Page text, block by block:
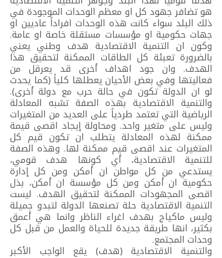
هو تضافر جهود كل او معظم الوحدات الموجودة في
ذلك البلد سواء كانت هذه الوحدات افراداً عاديين او
جهات حكومية او مؤسسات مستقلة خاصة او عامة.
وكون ان التنمية الاقتصادية هدف وطني يعني
بالضرورة تعبئة كل الطاقات الممكنة لتحقيق هذا
الهدف. وان جود اهداف أخرى قد يعرقل من
فعاليتها وفي بعض الأحيان يعطلها كلياً (كما يحدث
لو ان الدولة تكون في حالة حرب مع دولة أخرى).
والتنمية الاقتصادية بهذه الصفة تشبه المعادلة
الرياضية التي تعتمد طردياً على العديد من المتغيرات
وليس على متغير واحد. ومحاولة إيجاد اقصى قيمة
ممكنة لهذه المعادلة يتطلب ان تكون قيم كل
المتغيرات عند اقصى قيم ممكنة لها. وهذه الصفة
للتنمية الاقتصادية، أي كونها هدف قومي،
يستدعي من كل مواطن ان أمكن ومن كل إدارة
حكومية ان أمكن ومن كل مؤسسة ان أمكن، بذل
اقصى المجهودات الممكنة لتحقيق الهدف. ليست
التنمية الاقتصادية حلة تصنعها الدولة لتبدو جميلة
وليس ماكياج بهدف اغراء الناظر وانما هي أعمق
بكثير، انها طريقة جديدة للحياة والعمل من قبل كل
وحدات المجتمع.
والتنمية الاقتصادية (هدف) يقع الواجب الأكبر